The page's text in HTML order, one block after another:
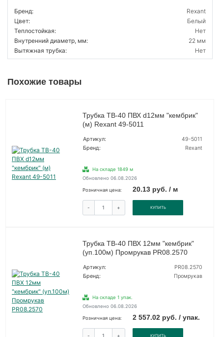
Бренд:
Rexant
Цвет:
Белый
Теплостойкая:
Нет
Внутренний диаметр, мм:
22 мм
Вытяжная трубка:
Нет
Похожие товары
Трубка ТВ-40 ПВХ d12мм "кембрик"
(м) Rexant 49-5011
Артикул:
49-5011
Бренд:
Rexant
На складе 1849 м
Обновлено 06.08.2026
Розничная цена: 20.13 руб. / м
- + КУПИТЬ
Трубка ТВ-40 ПВХ 12мм "кембрик"
(уп.100м) Промрукав PR08.2570
Артикул:
PR08.2570
Бренд:
Промрукав
На складе 1 упак.
Обновлено 06.08.2026
Розничная цена: 2 557.02 руб. / упак.
- + КУПИТЬ